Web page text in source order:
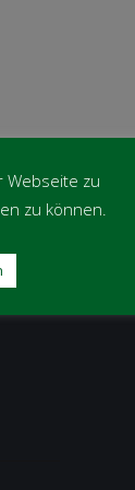
Webseite zu
zu können.